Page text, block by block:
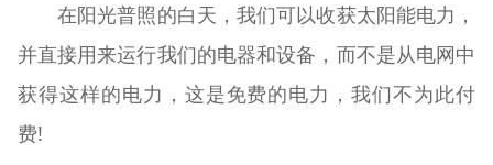
在阳光普照的白天，我们可以收获太阳能电力，
并直接用来运行我们的电器和设备，而不是从电网中
获得这样的电力，这是免费的电力，我们不为此付
费!